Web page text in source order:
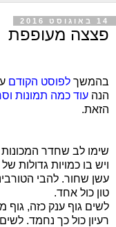
14 באוגוסט 2016
פצצה מעופפת
בהמשך לפוסט הקודם
הנה עוד כמה תמונות
הזאת.
שימו לב שחדר
ויש בו כמויות גדולות
טון כול אחד.
לשים גוף ענק כזה,
רעיון כול כך נחמד.